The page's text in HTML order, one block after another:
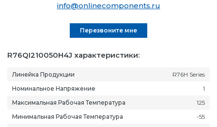
R76QI210050H4J характеристики:
Линейка Продукции
R76H Series
Номинальное Напряжение
1
Максимальная Рабочая Температура
125
Минимальная Рабочая Температура
-55
info@onlinecomponents.ru
Перезвоните мне